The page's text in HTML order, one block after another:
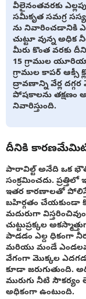
వీలైనంతవరకు
సమీకృత సమగ్ర
ను నివారించడానికి
చుట్టూ వున్న
మీరు కొంత వరకు
15 గ్రాముల
గ్రాముల కాపర్ ఆక్సీ
ద్రావణాన్ని వేర్ల
పోషకాలను తక్షణం
నివారిస్తుంది.
దీనికి
పారావిల్ట్ అనేది ఒక
సంక్రమించదు.
ఇతర కారణాలతో
బహిర్గతం చేయకుండా
మదురుగా
చుట్టుప్రక్కల
పాడడం ఎల్ద ధికంగా
మరియు మండే
వేగంగా మొక్కల
కూడా జరుగుతుంది.
మురుగు నీటి
అధికంగా ఉంటుంది.